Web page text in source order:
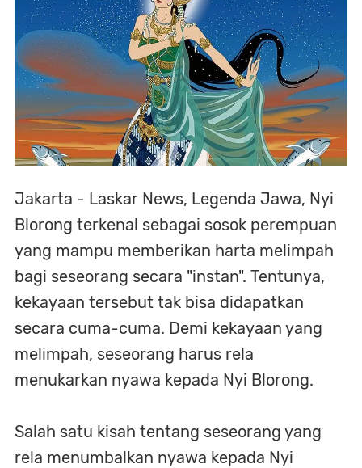
Jakarta - Laskar News, Legenda Jawa, Nyi
Blorong terkenal sebagai sosok perempuan
yang mampu memberikan harta melimpah
bagi seseorang secara "instan". Tentunya,
kekayaan tersebut tak bisa didapatkan
secara cuma-cuma. Demi kekayaan yang
melimpah, seseorang harus rela
menukarkan nyawa kepada Nyi Blorong.
Salah satu kisah tentang seseorang yang
rela menumbalkan nyawa kepada Nyi